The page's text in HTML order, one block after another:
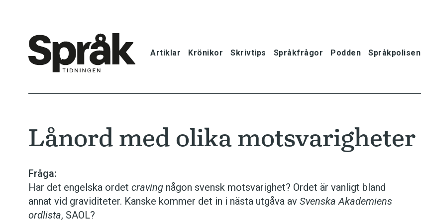
Artiklar Krönikor Skrivtips Språkfrågor Podden Språkpolisen
Krönikor
Skrivtips
Lånord med olika motsvarigheter
Fråga:
Har det engelska ordet craving någon svensk motsvarighet? Ordet är vanligt bland
annat vid graviditeter. Kanske kommer det in i nästa utgåva av Svenska Akademiens
ordlista, SAOL?